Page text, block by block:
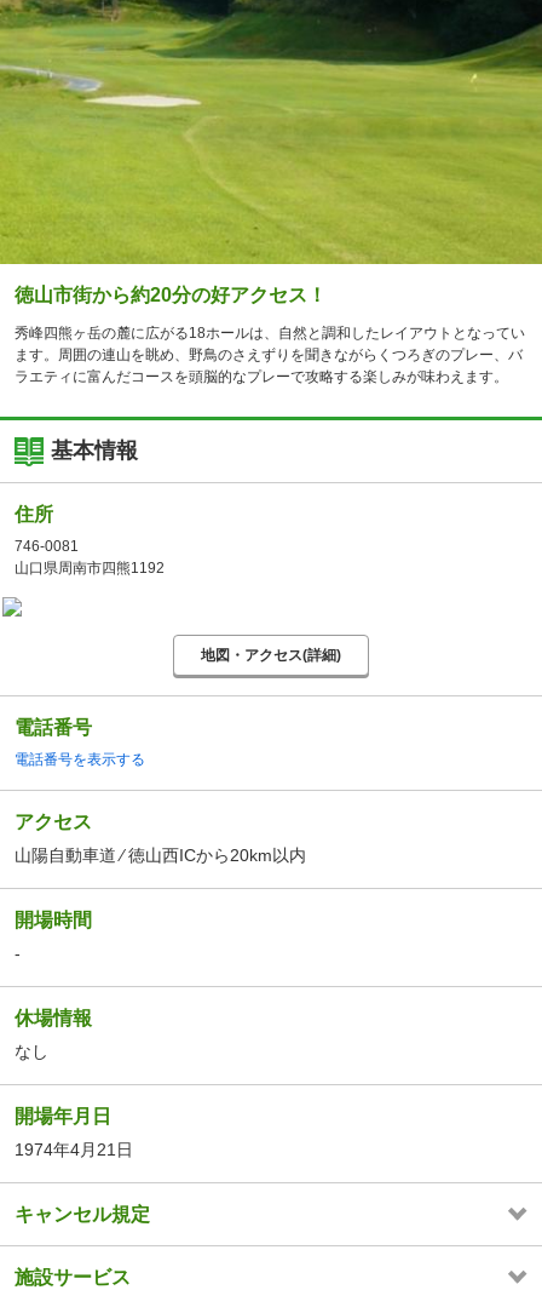
徳山市街から約20分の好アクセス！
秀峰四熊ヶ岳の麓に広がる18ホールは、自然と調和したレイアウトとなってい
ます。周囲の連山を眺め、野鳥のさえずりを聞きながらくつろぎのプレー、バ
ラエティに富んだコースを頭脳的なプレーで攻略する楽しみが味わえます。
基本情報
住所
746-0081
山口県周南市四熊1192
地図・アクセス(詳細)
電話番号
電話番号を表示する
アクセス
山陽自動車道 ⁄ 徳山西ICから20km以内
開場時間
-
休場情報
なし
開場年月日
1974年4月21日
キャンセル規定
施設サービス